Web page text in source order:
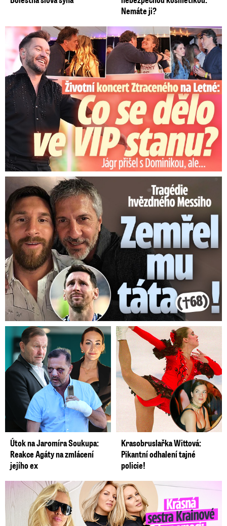
Nemáte ji?
Koncert Ztraceného na Letné: Jágr přišel s Dominikou, ale...
Tragédie hvězdného Messiho: Zemřel mu táta (†68)!
Útok na Jaromíra Soukupa:
Reakce Agáty na zmlácení
jejího ex
Krasobruslařka Wittová:
Pikantní odhalení tajné
policie!
Krásná sestra Krainové bez emocí: Mám to za pár…